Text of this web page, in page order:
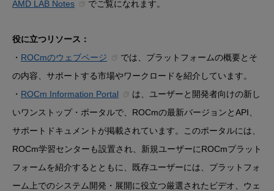
AMD LAB Notes
でご覧になれます。
役に立つリソース：
・ ROCmのウェブページ
では、プラットフォームの概要とそ
の内容、サポートする市場やワークロードを紹介しています。
・ ROCm Information Portal
は、ユーザーと開発者向けの新し
いワンストップ・ポータルで、ROCmの最新バージョンとAPI、
サポートドキュメントが掲載されています。このポータルには、
ROCm学習センターも設置され、新規ユーザーにROCmプラット
フォームを紹介するとともに、既存ユーザーには、プラットフォ
ーム上でのシステム開発・展開に役立つ厳選されたビデオ、ウェ